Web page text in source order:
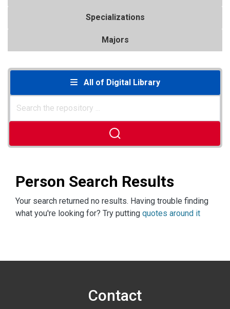
Specializations
Majors
All of Digital Library
Person Search Results
Your search returned no results. Having trouble finding
what you're looking for? Try putting quotes around it
Contact